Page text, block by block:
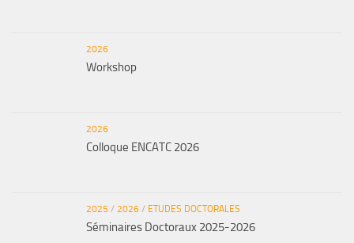
2026
Workshop
2026
Colloque ENCATC 2026
2025 / 2026 / ETUDES DOCTORALES
Séminaires Doctoraux 2025-2026